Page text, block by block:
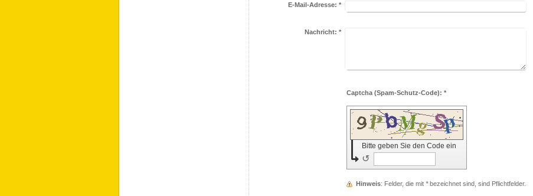
E-Mail-Adresse: *
Nachricht: *
Captcha (Spam-Schutz-Code): *
Bitte geben Sie den Code ein
↺
Hinweis : Felder, die mit *bezeichnet sind, sind Pflichtfelder.